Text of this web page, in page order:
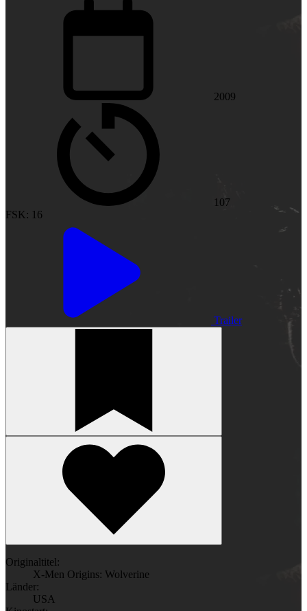
2009
107
FSK: 16
Trailer
Originaltitel:
X-Men Origins: Wolverine
Länder:
USA